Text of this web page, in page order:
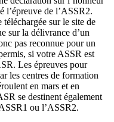
l’épreuve de l’ASSR2.
sur le site de
sur la délivrance d’un
pas reconnue pour un
si votre ASSR est
Les épreuves pour
les centres de formation
en mars et en
se destinent également
ou l’ASSR2.